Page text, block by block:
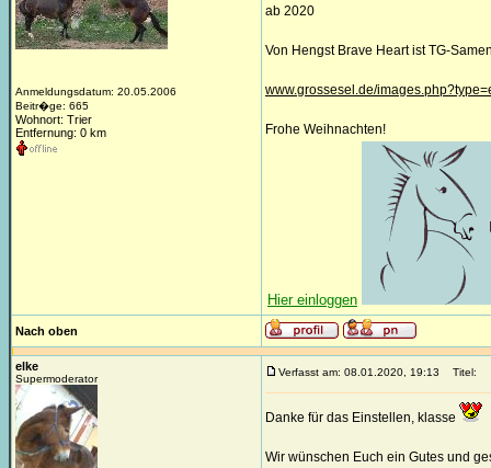
Anmeldungsdatum: 20.05.2006
Beitr�ge: 665
Wohnort: Trier
Entfernung: 0 km
ab 2020
Von Hengst Brave Heart ist TG-
www.grossesel.de/
Frohe Weihnachten!
Hier einloggen
Nach oben
elke
Supermoderator
Verfasst am: 08.01.2020, 19:13 Titel:
Danke für das Einstellen, klasse
Wir wünschen Euch ein Gutes und